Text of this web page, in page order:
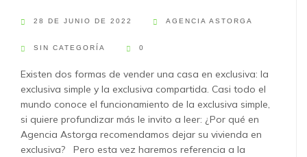
28 DE JUNIO DE 2022 AGENCIA ASTORGA
SIN CATEGORÍA 0
Existen dos formas de vender una casa en exclusiva: la
exclusiva simple y la exclusiva compartida. Casi todo el
mundo conoce el funcionamiento de la exclusiva simple,
si quiere profundizar más le invito a leer: ¿Por qué en
Agencia Astorga recomendamos dejar su vivienda en
exclusiva? Pero esta vez haremos referencia a la